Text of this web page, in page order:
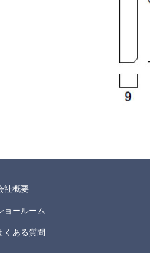
社概要
ョールーム
くある質問